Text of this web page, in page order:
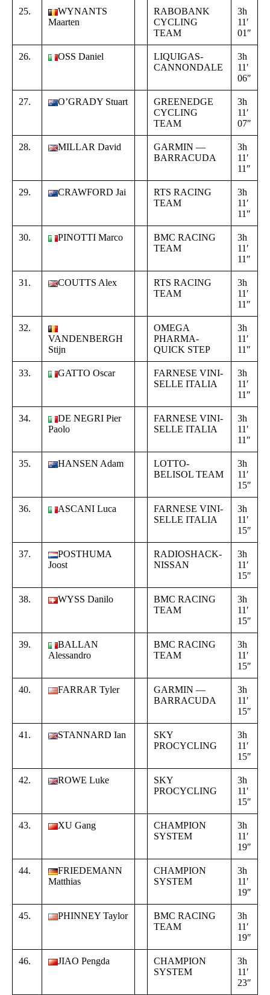
25.
WYNANTS
Maarten
RABOBANK
CYCLING
TEAM
3h
11′
01″
26. OSS Daniel
LIQUIGAS-
CANNONDALE
3h
11′
06″
27. O’GRADY Stuart
GREENEDGE
CYCLING
TEAM
3h
11′
07″
28. MILLAR David
GARMIN —
BARRACUDA
3h
11′
11″
29. CRAWFORD Jai
RTS RACING
TEAM
3h
11′
11″
30. PINOTTI Marco
BMC RACING
TEAM
3h
11′
11″
31. COUTTS Alex
RTS RACING
TEAM
3h
11′
11″
32.
VANDENBERGH
Stijn
OMEGA
PHARMA-
QUICK STEP
3h
11′
11″
33. GATTO Oscar
FARNESE VINI-
SELLE ITALIA
3h
11′
11″
34.
DE NEGRI Pier
Paolo
FARNESE VINI-
SELLE ITALIA
3h
11′
11″
35. HANSEN Adam
LOTTO-
BELISOL TEAM
3h
11′
15″
36. ASCANI Luca
FARNESE VINI-
SELLE ITALIA
3h
11′
15″
37.
POSTHUMA
Joost
RADIOSHACK-
NISSAN
3h
11′
15″
38. WYSS Danilo
BMC RACING
TEAM
3h
11′
15″
39.
BALLAN
Alessandro
BMC RACING
TEAM
3h
11′
15″
40. FARRAR Tyler
GARMIN —
BARRACUDA
3h
11′
15″
41. STANNARD Ian
SKY
PROCYCLING
3h
11′
15″
42. ROWE Luke
SKY
PROCYCLING
3h
11′
15″
43. XU Gang
CHAMPION
SYSTEM
3h
11′
19″
44.
FRIEDEMANN
Matthias
CHAMPION
SYSTEM
3h
11′
19″
45. PHINNEY Taylor
BMC RACING
TEAM
3h
11′
19″
46. JIAO Pengda
CHAMPION
SYSTEM
3h
11′
23″